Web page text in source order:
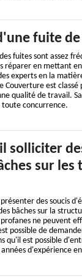
fuite
fuites sont assez
réparer en mettant
experts en la
Couverture est classé
qualité de travail.
concurrence.
solliciter
sur
des soucis
bâches sur la
ne peuvent
possible de
qu'il est possible
d'expérience